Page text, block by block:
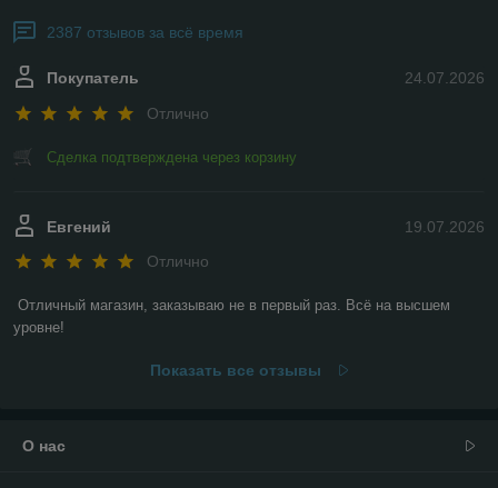
2387 отзывов за всё время
24.07.2026
Покупатель
Отлично
Сделка подтверждена через корзину
19.07.2026
Евгений
Отлично
Отличный магазин, заказываю не в первый раз. Всё на высшем
уровне!
Показать все отзывы
О нас